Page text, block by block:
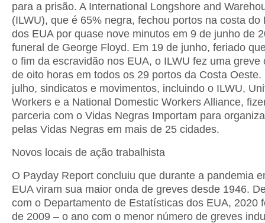
para a prisão. A International Longshore and
(ILWU), que é 65% negra, fechou portos na costa do
dos EUA por quase nove minutos em 9 de junho de
funeral de George Floyd. Em 19 de junho, feriado
o fim da escravidão nos EUA, o ILWU fez uma greve
de oito horas em todos os 29 portos da Costa Oeste.
julho, sindicatos e movimentos, incluindo o ILWU,
Workers e a National Domestic Workers Alliance,
parceria com o Vidas Negras Importam para
pelas Vidas Negras em mais de 25 cidades.
Novos locais de ação trabalhista
O Payday Report concluiu que durante a pandemia
EUA viram sua maior onda de greves desde 1946.
com o Departamento de Estatísticas dos EUA, 2020
de 2009 – o ano com o menor número de greves